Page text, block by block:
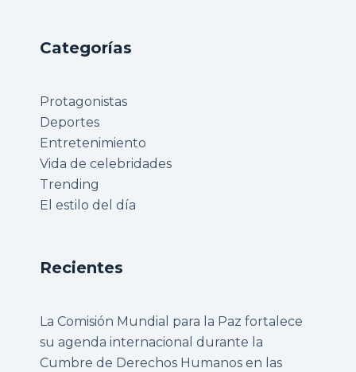
Categorías
Protagonistas
Deportes
Entretenimiento
Vida de celebridades
Trending
El estilo del día
Recientes
La Comisión Mundial para la Paz fortalece
su agenda internacional durante la
Cumbre de Derechos Humanos en las